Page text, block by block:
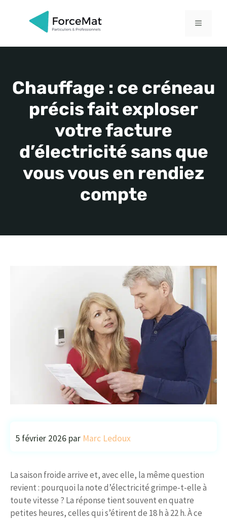
MENU
Chauffage : ce créneau
précis fait exploser
votre facture
d’électricité sans que
vous vous en rendiez
compte
5 février 2026 par Marc Ledoux
La saison froide arrive et, avec elle, la même question
revient : pourquoi la note d’électricité grimpe-t-elle à
toute vitesse ? La réponse tient souvent en quatre
petites heures, celles qui s’étirent de 18 h à 22 h. À ce